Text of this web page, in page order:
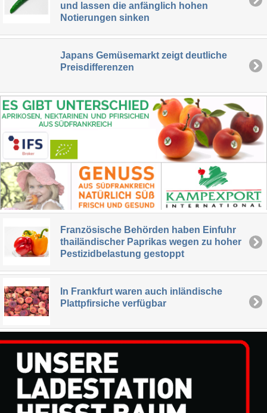
und lassen die anfänglich hohen
Notierungen sinken
Japans Gemüsemarkt zeigt deutliche
Preisdifferenzen
Französische Behörden haben Einfuhr
thailändischer Paprikas wegen zu hoher
Pestizidbelastung gestoppt
In Frankfurt waren auch inländische
Plattpfirsiche verfügbar